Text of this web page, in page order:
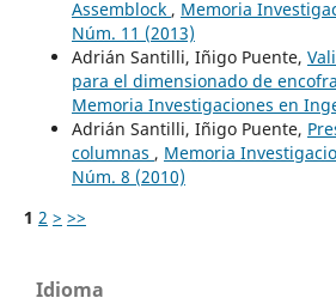
Assemblock , Memoria
Núm. 11 (2013)
Adrián Santilli, Iñigo Puente,
para el dimensionado de
Memoria Investigaciones en
Adrián Santilli, Iñigo Puente,
columnas , Memoria
Núm. 8 (2010)
1 2 > >>
Idioma